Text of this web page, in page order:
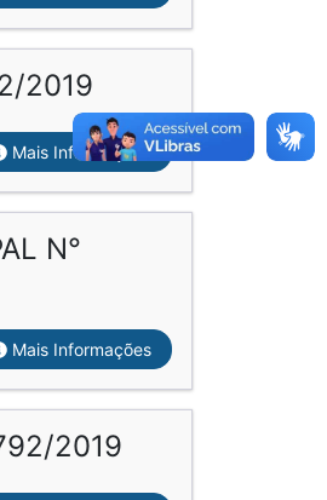
2019
Mais Informações
N°
Mais Informações
2019